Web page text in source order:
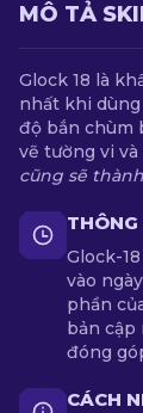
MÔ TẢ
Glock 18 là
nhất khi
độ bắn chùm
vẽ tường vi
cũng sẽ
THÔNG
Glock-
vào
phần
bản cập
đóng
CÁCH